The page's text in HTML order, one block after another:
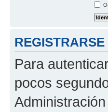
REGISTRARSE
Para
pocos